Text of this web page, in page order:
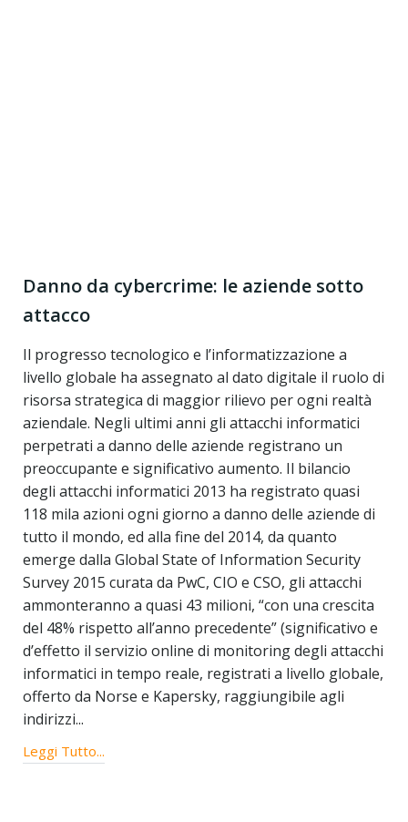
Danno da cybercrime: le aziende sotto
attacco
Il progresso tecnologico e l’informatizzazione a
livello globale ha assegnato al dato digitale il ruolo di
risorsa strategica di maggior rilievo per ogni realtà
aziendale. Negli ultimi anni gli attacchi informatici
perpetrati a danno delle aziende registrano un
preoccupante e significativo aumento. Il bilancio
degli attacchi informatici 2013 ha registrato quasi
118 mila azioni ogni giorno a danno delle aziende di
tutto il mondo, ed alla fine del 2014, da quanto
emerge dalla Global State of Information Security
Survey 2015 curata da PwC, CIO e CSO, gli attacchi
ammonteranno a quasi 43 milioni, “con una crescita
del 48% rispetto all’anno precedente” (significativo e
d’effetto il servizio online di monitoring degli attacchi
informatici in tempo reale, registrati a livello globale,
offerto da Norse e Kapersky, raggiungibile agli
indirizzi...
Leggi Tutto...